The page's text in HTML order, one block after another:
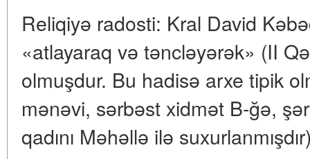
Reliqiyə radosti: Kral David
«atlayaraq və təncləyərək» (II
olmuşdur. Bu hadisə arxe tipik
mənəvi, sərbəst xidmət B-ğə,
qadını Məhəllə ilə